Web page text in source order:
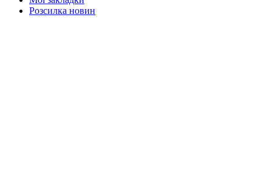
Розсилка новин